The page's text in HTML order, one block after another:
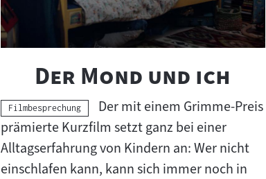
"
Der Mond und ich
Kategorie:
Filmbesprechung
Der mit einem Grimme-Preis
prämierte Kurzfilm setzt ganz bei einer
Alltagserfahrung von Kindern an: Wer nicht
einschlafen kann, kann sich immer noch in